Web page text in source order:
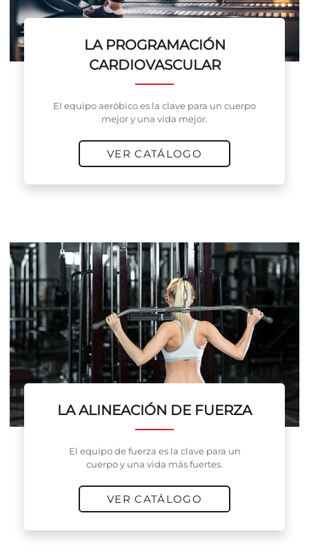
LA PROGRAMACIÓN
CARDIOVASCULAR
El equipo aeróbico es la clave para un cuerpo
mejor y una vida mejor.
VER CATÁLOGO
LA ALINEACIÓN DE FUERZA
El equipo de fuerza es la clave para un
cuerpo y una vida más fuertes.
VER CATÁLOGO